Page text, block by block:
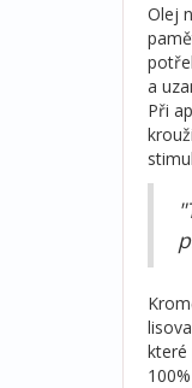
Olej
a
Při
které